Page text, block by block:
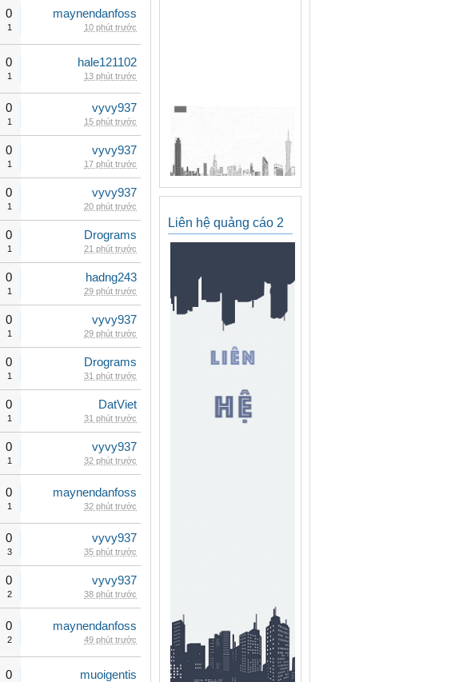
0
1
maynendanfoss
10 phút trước
0
1
hale121102
13 phút trước
0
1
vyvy937
15 phút trước
0
1
vyvy937
17 phút trước
0
1
vyvy937
20 phút trước
0
1
Drograms
21 phút trước
0
1
hadng243
29 phút trước
0
1
vyvy937
29 phút trước
0
1
Drograms
31 phút trước
0
1
DatViet
31 phút trước
0
1
vyvy937
32 phút trước
0
1
maynendanfoss
32 phút trước
0
3
vyvy937
35 phút trước
0
2
vyvy937
38 phút trước
0
2
maynendanfoss
49 phút trước
0 muoigentis
Liên hệ quảng cáo 2